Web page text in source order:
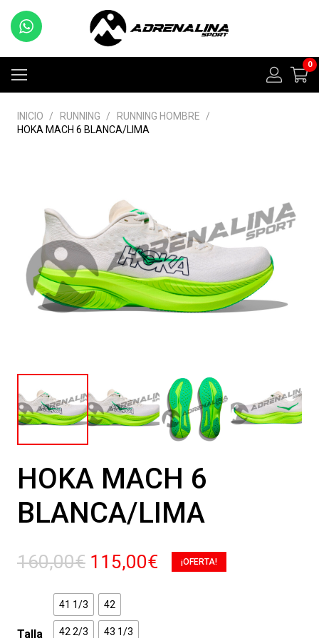
0
INICIO / RUNNING / RUNNING HOMBRE
/
HOKA MACH 6 BLANCA/LIMA
HOKA MACH 6
BLANCA/LIMA
160,00€ El
original
era:
115,00€ ¡OFERTA!
Talla
41 1/3 42
42 2/3 43 1/3